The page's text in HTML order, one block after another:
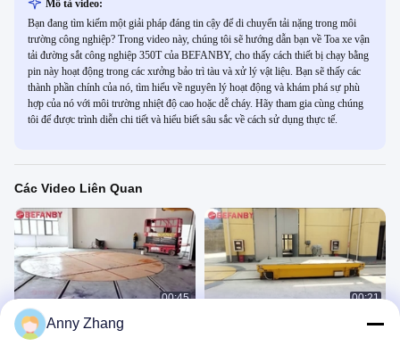
Mô tả video:
Bạn đang tìm kiếm một giải pháp đáng tin cậy để di chuyển tải nặng trong môi
trường công nghiệp? Trong video này, chúng tôi sẽ hướng dẫn bạn về Toa xe vận
tải đường sắt công nghiệp 350T của BEFANBY, cho thấy cách thiết bị chạy bằng
pin này hoạt động trong các xưởng bảo trì tàu và xử lý vật liệu. Bạn sẽ thấy các
thành phần chính của nó, tìm hiểu về nguyên lý hoạt động và khám phá sự phù
hợp của nó với môi trường nhiệt độ cao hoặc dễ cháy. Hãy tham gia cùng chúng
tôi để được trình diễn chi tiết và hiểu biết sâu sắc về cách sử dụng thực tế.
Các Video Liên Quan
00:45
Tùy chỉnh 360 ° Rotation Turntable
xe đẩy, đa chức năng xe tải truyền
00:21
Anny Zhang